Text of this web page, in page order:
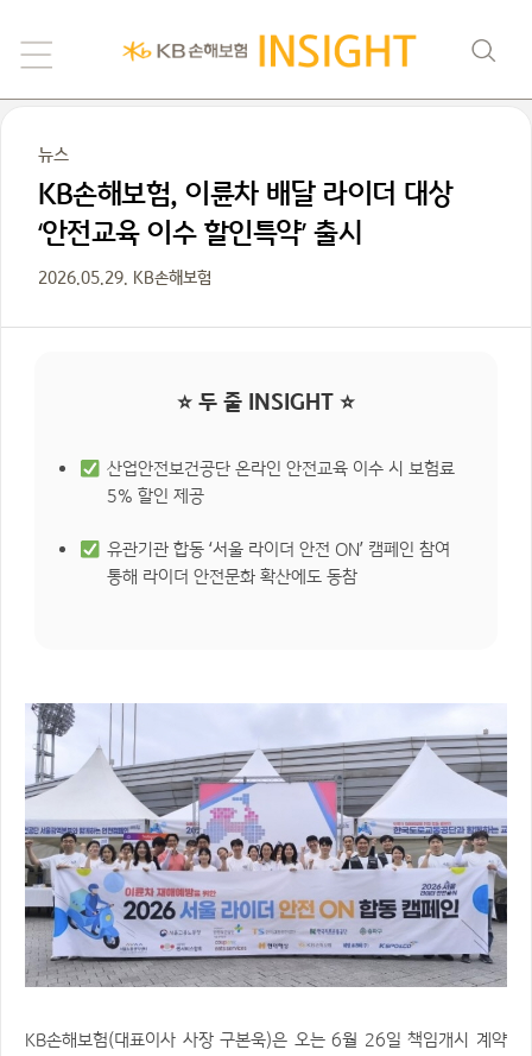
뉴스
KB손해보험, 이륜차 배달 라이더 대상
‘안전교육 이수 할인특약’ 출시
2026.05.29. KB손해보험
⭐ 두 줄 INSIGHT ⭐
산업안전보건공단 온라인 안전교육 이수 시 보험료
5% 할인 제공
유관기관 합동 ‘서울 라이더 안전 ON’ 캠페인 참여
통해 라이더 안전문화 확산에도 동참
KB손해보험(대표이사 사장 구본욱)은 오는 6월 26일 책임개시 계약